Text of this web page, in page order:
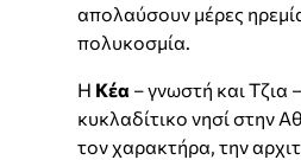
απολαύσουν μέρες
πολυκοσμία.
Η Κέα – γνωστή και Τζια
κυκλαδίτικο νησί στην
τον χαρακτήρα, την